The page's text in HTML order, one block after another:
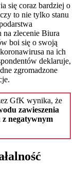
się coraz bardziej o
to nie tylko stanu
na zlecenie Biura
boi się o swoją
na ich
deklaruje,
zgromadzone
GfK wynika, że
zawieszenia
z negatywnym